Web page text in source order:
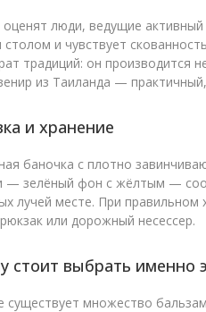
оценят люди, ведущие
и чувствует
традиций: он
из Таиланда —
и хранение
баночка с плотно
— зелёный фон с жёлтым —
лучей месте. При правильном
или дорожный несессер.
стоит выбрать именно
существует множество